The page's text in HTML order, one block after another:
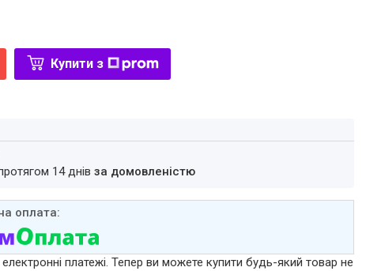
Купити з
14 днівза домовленістю
електронні платежі. Тепер ви можете купити будь-який товар не